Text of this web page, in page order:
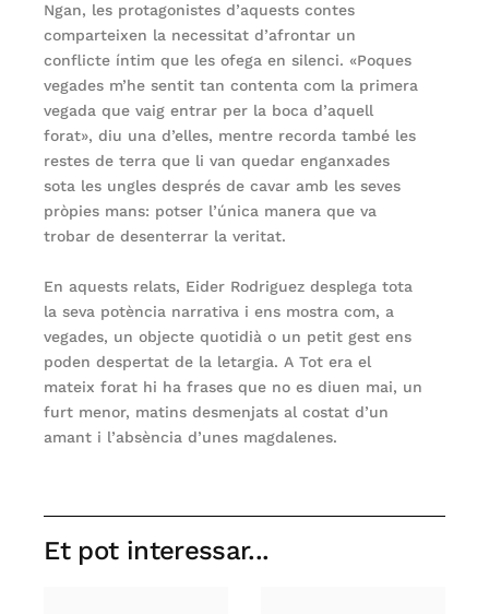
Ngan, les protagonistes d’aquests contes
comparteixen la necessitat d’afrontar un
conflicte íntim que les ofega en silenci. «Poques
vegades m’he sentit tan contenta com la primera
vegada que vaig entrar per la boca d’aquell
forat», diu una d’elles, mentre recorda també les
restes de terra que li van quedar enganxades
sota les ungles després de cavar amb les seves
pròpies mans: potser l’única manera que va
trobar de desenterrar la veritat.
En aquests relats, Eider Rodriguez desplega tota
la seva potència narrativa i ens mostra com, a
vegades, un objecte quotidià o un petit gest ens
poden despertat de la letargia. A Tot era el
mateix forat hi ha frases que no es diuen mai, un
furt menor, matins desmenjats al costat d’un
amant i l’absència d’unes magdalenes.
Et pot interessar...